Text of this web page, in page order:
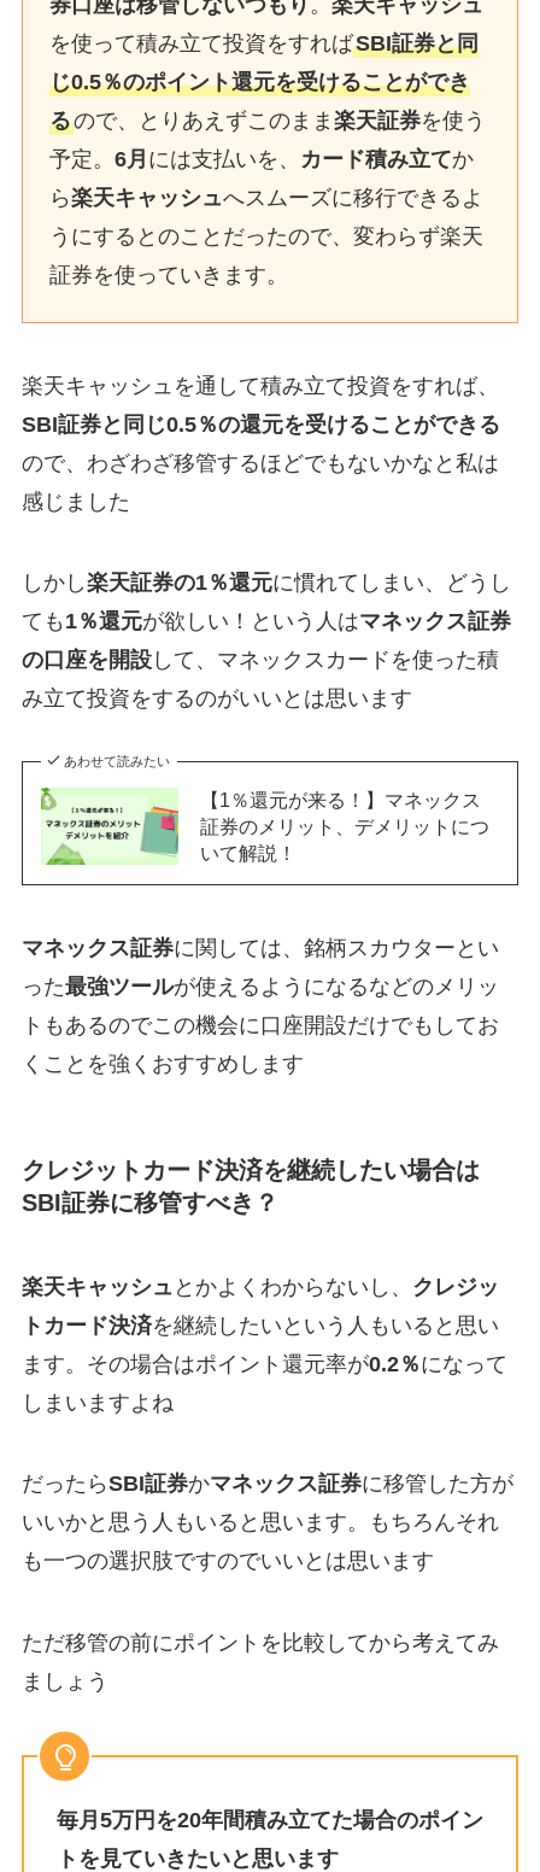
券口座は移管しないつもり 。楽天キャッシュ
を使って積み立て投資をすればSBI証券と同
じ0.5％のポイント還元を受けることができ
るので、とりあえずこのまま楽天証券を使う
予定。6月 には支払いを、 カード積み立てか
ら楽天キャッシュへスムーズに移行できるよ
うにするとのことだったので、変わらず楽天
証券を使っていきます。
楽天キャッシュを通して積み立て投資をすれば、
SBI証券と同じ0.5％の還元を受けることができる
ので、わざわざ移管するほどでもないかなと私は
感じました
しかし楽天証券の1％還元に慣れてしまい、どうし
ても 1％還元が欲しい！という人はマネックス証券
の口座を開設して、マネックスカードを使った積
み立て投資をするのがいいとは思います
あわせて読みたい
【1％還元が来る！】マネックス
証券のメリット、デメリットにつ
いて解説！
マネックス証券に関しては、銘柄スカウターとい
った最強ツールが使えるようになるなどのメリッ
トもあるのでこの機会に口座開設だけでもしてお
くことを強くおすすめします
クレジットカード決済を継続したい場合は
SBI証券に移管すべき？
楽天キャッシュ とかよくわからないし、 クレジッ
トカード決済を継続したいという人もいると思い
ます。その場合はポイント還元率が0.2％になって
しまいますよね
だったらSBI証券かマネックス証券に移管した方が
いいかと思う人もいると思います。もちろんそれ
も一つの選択肢ですのでいいとは思います
ただ移管の前にポイントを比較してから考えてみ
ましょう
毎月5万円を20年間積み立てた場合のポイン
トを見ていきたいと思います